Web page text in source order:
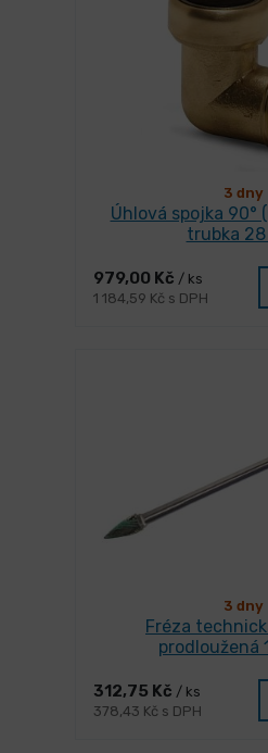
3 dny
Úhlová spojka 90°
trubka 28
979,00 Kč / ks
1 184,59 Kč s DPH
3 dny
Fréza
prodloužená
312,75 Kč / ks
378,43 Kč s DPH